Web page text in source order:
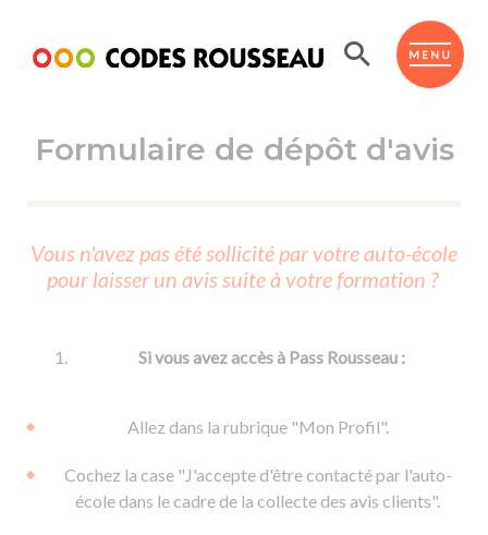
MENU
ESPACE ÉLÈVE
Code de la route
Passer l'ASSR
Réviser le code
Passer l'ETM
Permis voiture
Permis remorque
Permis & handicap
d'apprentissage
De la conduite en voiture
De la conduite à moto
Formations pro.
Permis poids lourd
Formulaire de dépôt d'avis
Vous n'avez pas été sollicité par votre auto-école
pour laisser un avis suite à votre formation ?
Si vous avez accès à Pass Rousseau :
Allez dans la rubrique "Mon Profil".
Cochez la case "J'accepte d'être contacté par l'auto-
école dans le cadre de la collecte des avis clients".